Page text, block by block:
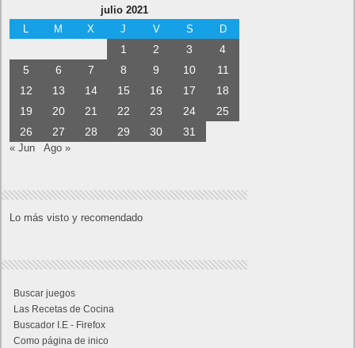
julio 2021
L
M X J V S D
1 2 3
4
5
6 7 8 9 10
11
12
13 14 15 16 17
18
19
20 21 22 23 24
25
26
27 28 29 30 31
« Jun Ago »
Lo más visto y recomendado
Buscar juegos
Las Recetas de Cocina
Buscador I.E - Firefox
Como página de inico